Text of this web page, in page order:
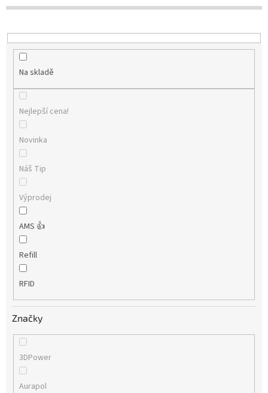
t
Na skladě
Nejlepší cena!
Novinka
Náš Tip
Výprodej
AMS 👍
Refill
RFID
Značky
3DPower
Aurapol